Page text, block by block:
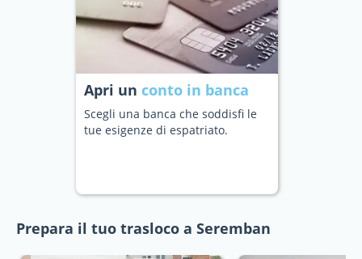
Apri un conto in banca
Scegli una banca che soddisfi le
tue esigenze di espatriato.
Prepara il tuo trasloco a Seremban